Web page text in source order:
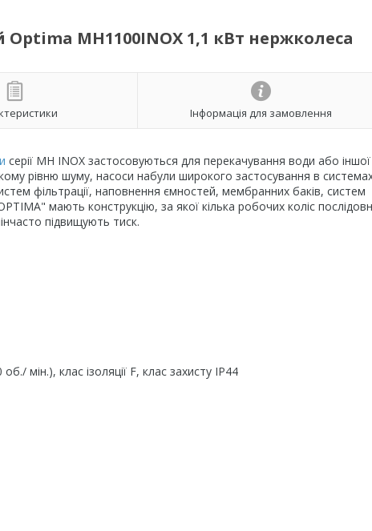
MH1100INOX 1,1 кВт нержколеса
Інформація для замовлення
серії MH INOX застосовуються для перекачування води або іншої
рівню шуму, насоси набули широкого застосування в
фільтрації, наповнення ємностей, мембранних баків, систем
мають конструкцію, за якої кілька робочих коліс
підвищують тиск.
мін.), клас ізоляції F, клас захисту IP44